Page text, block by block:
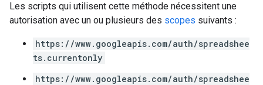
Les scripts qui utilisent cette méthode nécessitent une
autorisation avec un ou plusieurs des scopes suivants :
https://www.googleapis.com/auth/spreadshee
ts.currentonly
https://www.googleapis.com/auth/spreadshee